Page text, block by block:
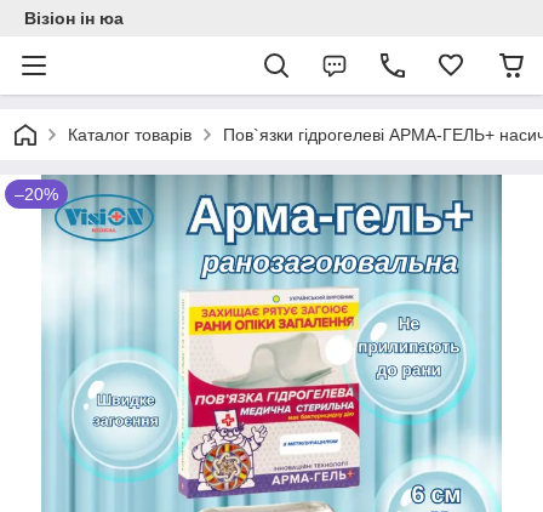
Візіон ін юа
Каталог товарів Пов`язки гідрогелеві АРМА-ГЕЛЬ+
–20%